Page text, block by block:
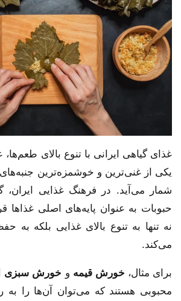
غذای گیاهی ایرانی با تنوع بالای طعم‌ها،
یکی از غنی‌ترین و خوشمزه‌ترین
شمار می‌آید. در فرهنگ غذایی ایران،
حبوبات به عنوان پایه‌های اصلی غذاها
نه تنها به تنوع بالای غذایی بلکه به
می‌کند.
برای مثال، خورش قیمه و خورش سبزی
محبوبی هستند که می‌توان آن‌ها را به